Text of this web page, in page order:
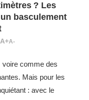
? Les
basculement
A+A-
comme des
Mais pour les
: avec le